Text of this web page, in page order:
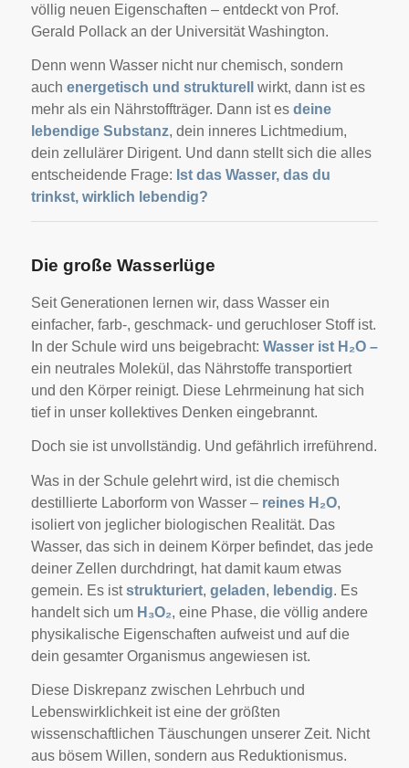
völlig neuen Eigenschaften – entdeckt von Prof.
Gerald Pollack an der Universität Washington.
Denn wenn Wasser nicht nur chemisch, sondern
auch energetisch und strukturell
wirkt, dann ist es
mehr als ein Nährstoffträger. Dann ist es deine
lebendige Substanz, dein inneres Lichtmedium,
dein zellulärer Dirigent. Und dann stellt sich die alles
entscheidende Frage: Ist das Wasser, das du
trinkst, wirklich lebendig?
Die große Wasserlüge
Seit Generationen lernen wir, dass Wasser ein
einfacher, farb-, geschmack- und geruchloser Stoff ist.
In der Schule wird uns beigebracht: Wasser ist H₂O –
ein neutrales Molekül, das Nährstoffe transportiert
und den Körper reinigt. Diese Lehrmeinung hat sich
tief in unser kollektives Denken eingebrannt.
Doch sie ist unvollständig. Und gefährlich irreführend.
Was in der Schule gelehrt wird, ist die chemisch
destillierte Laborform von Wasser – reines H₂O,
isoliert von jeglicher biologischen Realität. Das
Wasser, das sich in deinem Körper befindet, das jede
deiner Zellen durchdringt, hat damit kaum etwas
gemein. Es iststrukturiert, geladen, lebendig. Es
handelt sich um H₃O₂, eine Phase, die völlig andere
physikalische Eigenschaften aufweist und auf die
dein gesamter Organismus angewiesen ist.
Diese Diskrepanz zwischen Lehrbuch und
Lebenswirklichkeit ist eine der größten
wissenschaftlichen Täuschungen unserer Zeit. Nicht
aus bösem Willen, sondern aus Reduktionismus.